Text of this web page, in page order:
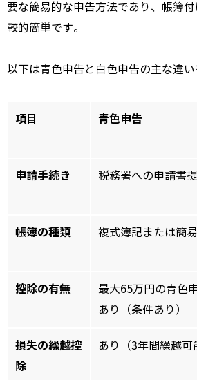
要な簡易的な申告方法であり、帳簿
較的簡単です。
以下は青色申告と白色申告の主な違い
項目 青色申告
申請手続き 税務署への申請書
帳簿の種類 複式簿記または簡
控除の有無
最大65万円の青色
あり（条件あり）
損失の繰越控
除
あり（3年間繰越可